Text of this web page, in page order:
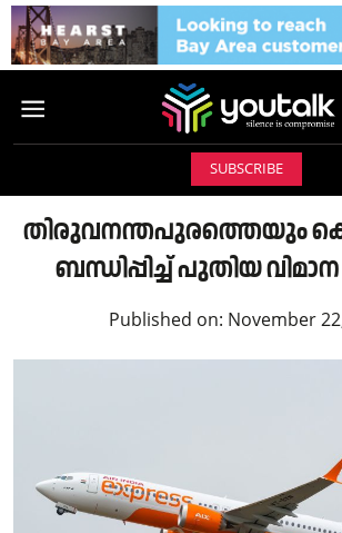
SUBSCRIBE
തിരുവനന്തപുരത്തെയും
ബന്ധിപ്പിച്ച് പുതിയ
Published on: November